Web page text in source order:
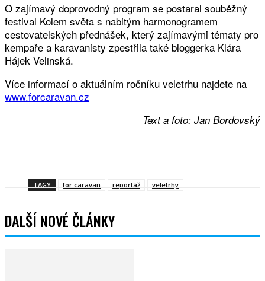
O zajímavý doprovodný program se postaral souběžný
festival Kolem světa s nabitým harmonogramem
cestovatelských přednášek, který zajímavými tématy pro
kempaře a karavanisty zpestřila také bloggerka Klára
Hájek Velinská.
Více informací o aktuálním ročníku veletrhu najdete na
www.forcaravan.cz
Text a foto: Jan Bordovský
TAGY for caravan reportáž veletrhy
DALŠÍ NOVÉ ČLÁNKY